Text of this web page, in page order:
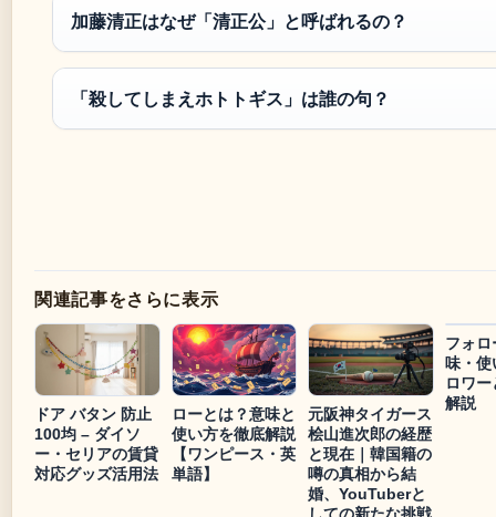
加藤清正はなぜ「清正公」と呼ばれるの？
「殺してしまえホトトギス」は誰の句？
関連記事をさらに表示
ドア バタン 防止
100均 – ダイソ
ー・セリアの賃貸
対応グッズ活用法
ローとは？意味と
使い方を徹底解説
【ワンピース・英
単語】
元阪神タイガース
桧山進次郎の経歴
と現在｜韓国籍の
噂の真相から結
婚、YouTuberと
フォロ
味・使
ロワ
解説